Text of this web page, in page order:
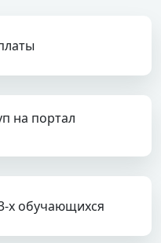
на портал
х обучающихся